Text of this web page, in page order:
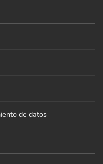
de datos